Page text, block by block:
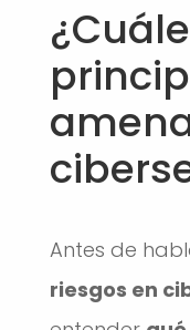
Antes de
riesgos en